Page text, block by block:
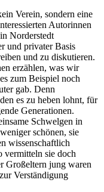
Verein, sondern eine
Autorinnen
Norderstedt
und privater Basis
und zu diskutieren.
erzählen, was wir
zum Beispiel noch
gab. Denn
es zu heben lohnt, für
Generationen.
Schwelgen in
schönen, sie
wissenschaftlich
vermitteln sie doch
Großeltern jung waren
Verständigung